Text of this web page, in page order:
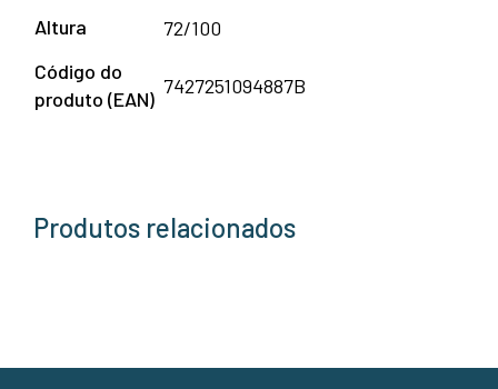
Altura
72/100
Código do
produto (EAN)
7427251094887B
Produtos relacionados